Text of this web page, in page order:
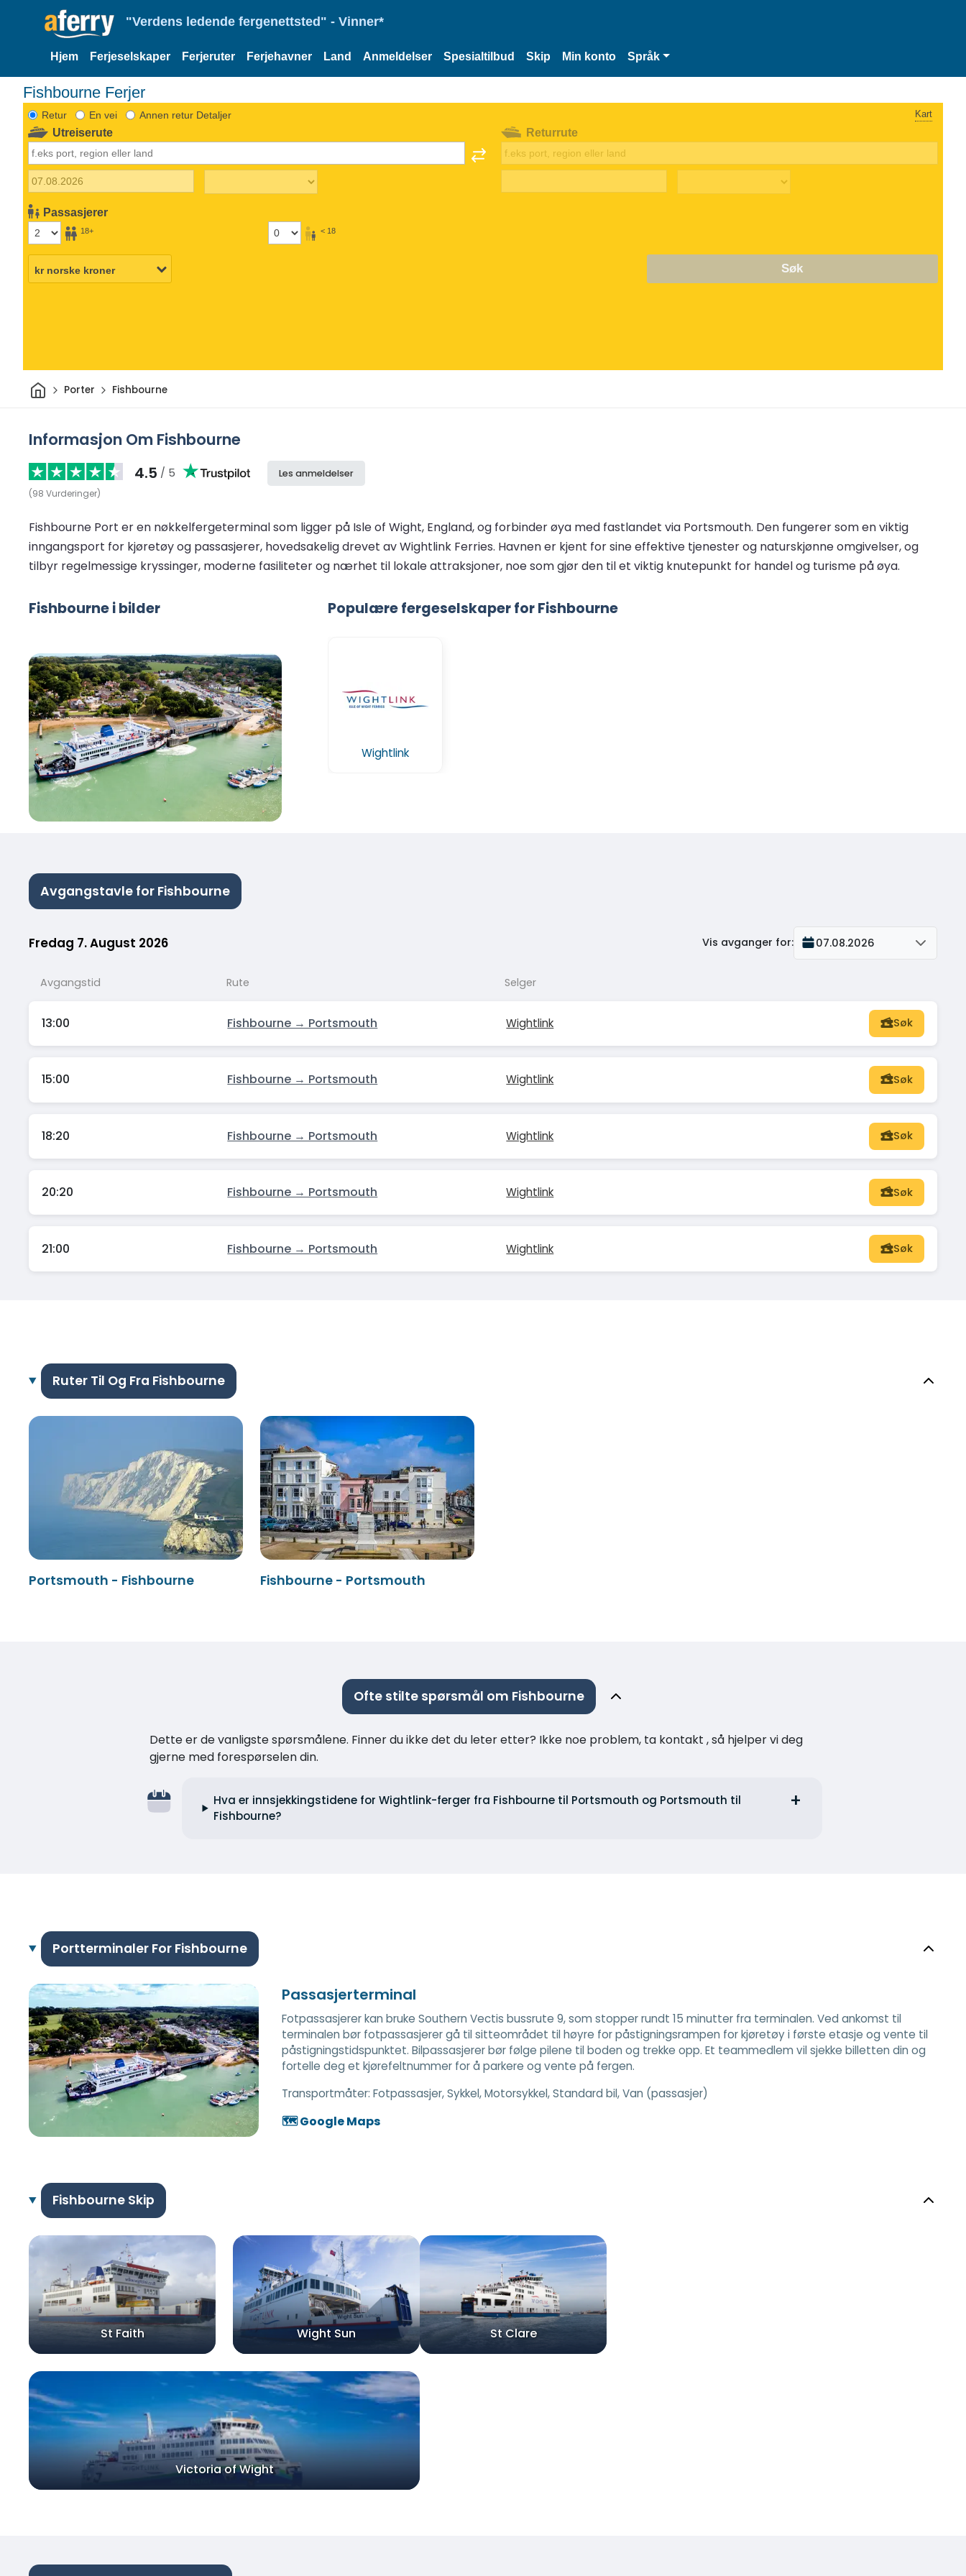
"Verdens ledende fergenettsted" - Vinner*
Hjem Ferjeselskaper Ferjeruter Ferjehavner Land Anmeldelser Spesialtilbud Skip Min konto Språk
Fishbourne Ferjer
Retur En vei Annen retur Detaljer Kart
Utreiserute
Passasjerer
18+ < 18
Returrute
Søk
HjemPorter Fishbourne
Informasjon Om Fishbourne
4.5 / 5
(98 Vurderinger)
Les anmeldelser
Fishbourne Port er en nøkkelfergeterminal som ligger på Isle of Wight, England, og forbinder øya med fastlandet via Portsmouth. Den fungerer som en viktig
inngangsport for kjøretøy og passasjerer, hovedsakelig drevet av Wightlink Ferries. Havnen er kjent for sine effektive tjenester og naturskjønne omgivelser, og
tilbyr regelmessige kryssinger, moderne fasiliteter og nærhet til lokale attraksjoner, noe som gjør den til et viktig knutepunkt for handel og turisme på øya.
Fishbourne i bilder Populære fergeselskaper for Fishbourne
Wightlink
Avgangstavle for Fishbourne
Fredag 7. August 2026 Vis avganger for: 07.08.2026
Avgangstid Rute Selger
13:00 Fishbourne → Portsmouth Wightlink Søk
15:00 Fishbourne → Portsmouth Wightlink Søk
18:20 Fishbourne → Portsmouth Wightlink Søk
20:20 Fishbourne → Portsmouth Wightlink Søk
21:00 Fishbourne → Portsmouth Wightlink Søk
Ruter Til Og Fra Fishbourne
Portsmouth - Fishbourne Fishbourne - Portsmouth
Ofte stilte spørsmål om Fishbourne
Dette er de vanligste spørsmålene. Finner du ikke det du leter etter? Ikke noe problem, ta kontakt , så hjelper vi deg
gjerne med forespørselen din.
Hva er innsjekkingstidene for Wightlink-ferger fra Fishbourne til Portsmouth og Portsmouth til
Fishbourne?
Portterminaler For Fishbourne
Passasjerterminal
Fotpassasjerer kan bruke Southern Vectis bussrute 9, som stopper rundt 15 minutter fra terminalen. Ved ankomst til
terminalen bør fotpassasjerer gå til sitteområdet til høyre for påstigningsrampen for kjøretøy i første etasje og vente til
påstigningstidspunktet. Bilpassasjerer bør følge pilene til boden og trekke opp. Et teammedlem vil sjekke billetten din og
fortelle deg et kjørefeltnummer for å parkere og vente på fergen.
Transportmåter: Fotpassasjer, Sykkel, Motorsykkel, Standard bil, Van (passasjer)
🗺️ Google Maps
Fishbourne Skip
St Faith Wight Sun
Victoria of Wight
St Clare